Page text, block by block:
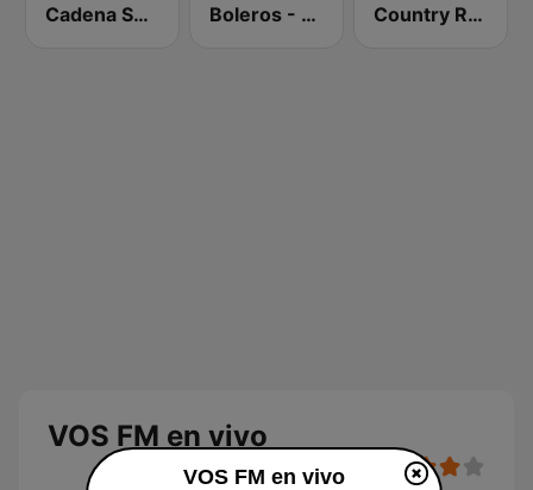
Cadena SER Catalunya Boleros - La Poderosa Radio Online Country Radio
VOS FM en vivo
VOS FM en vivo